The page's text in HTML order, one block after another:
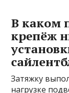
В каком
крепёж
Затяжку
нагрузке